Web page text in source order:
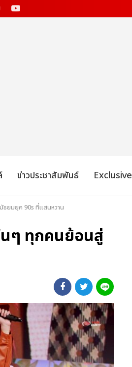
ข่าวประชาสัมพันธ์ Exclusive
ยมยุค 90s ที่แสนหวาน
นๆ ทุกคนย้อนสู่